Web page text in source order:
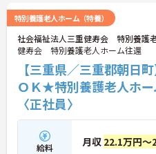
特別養護老人ホーム（特養）
社会福祉法人三重健寿会 特別養護
健寿会 特別養護老人ホーム往還
【三重県／三重郡朝日
ＯＫ★特別養護老人ホー
〈正社員〉
給料 月収 22.1万円～